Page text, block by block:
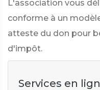
L'association vous
conforme à un
atteste du don pour
d'impôt.
Services en